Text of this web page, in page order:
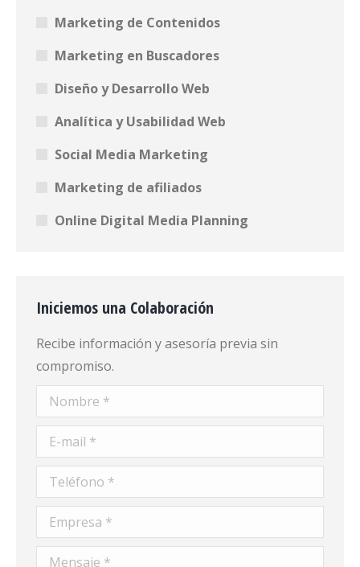
Marketing de Contenidos
Marketing en Buscadores
Diseño y Desarrollo Web
Analítica y Usabilidad Web
Social Media Marketing
Marketing de afiliados
Online Digital Media Planning
Iniciemos una Colaboración
Recibe información y asesoría previa sin
compromiso.
Nombre *
E-mail *
Teléfono *
Empresa *
Mensaje *